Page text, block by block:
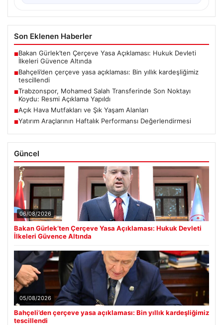
Son Eklenen Haberler
■Bakan Gürlek’ten Çerçeve Yasa Açıklaması: Hukuk Devleti
İlkeleri Güvence Altında
■Bahçeli’den çerçeve yasa açıklaması: Bin yıllık kardeşliğimiz
tescillendi
■Trabzonspor, Mohamed Salah Transferinde Son Noktayı
Koydu: Resmi Açıklama Yapıldı
■Açık Hava Mutfakları ve Şık Yaşam Alanları
■Yatırım Araçlarının Haftalık Performansı Değerlendirmesi
Güncel
06/08/2026
Bakan Gürlek’ten Çerçeve Yasa Açıklaması: Hukuk Devleti
İlkeleri Güvence Altında
05/08/2026
Bahçeli’den çerçeve yasa açıklaması: Bin yıllık kardeşliğimiz
tescillendi